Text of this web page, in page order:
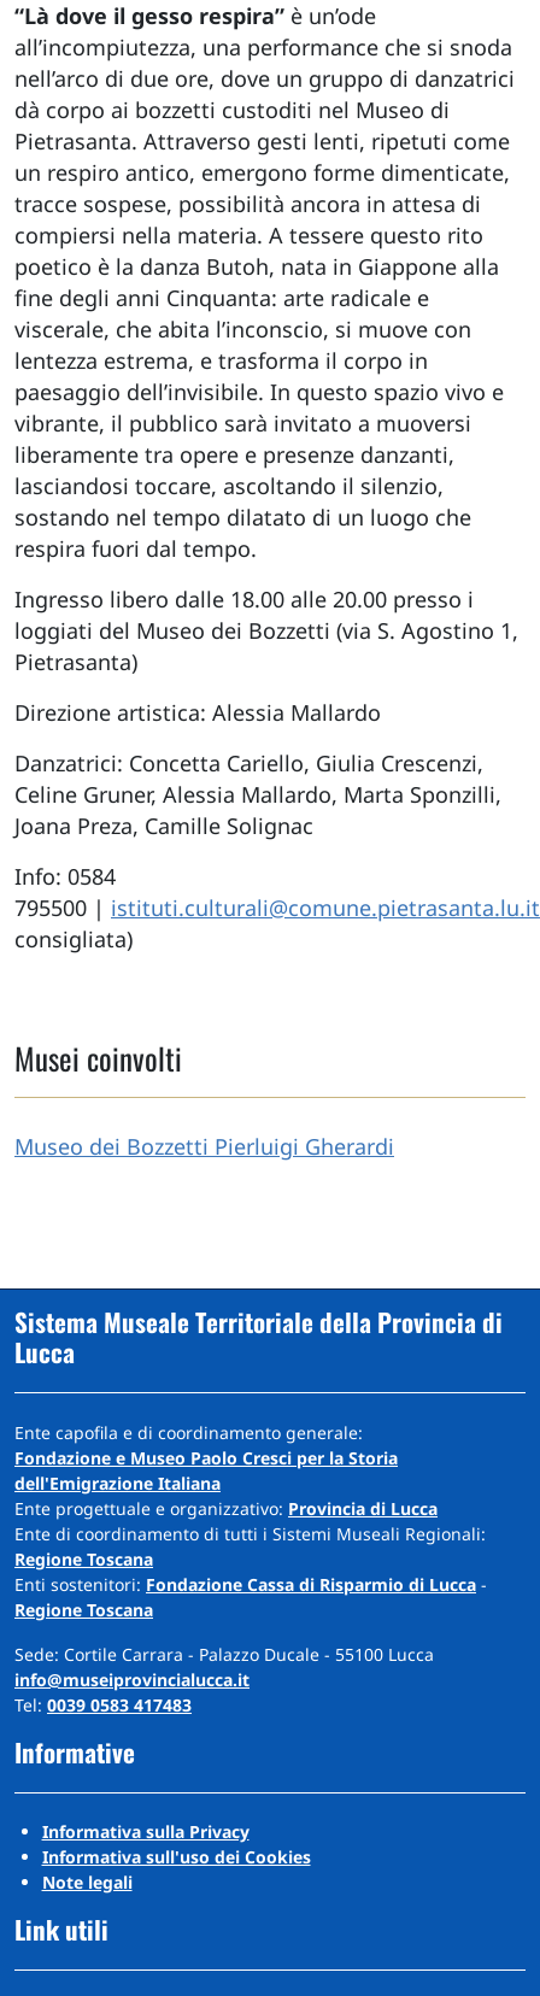
“Là dove il gesso respira” è un’ode
all’incompiutezza, una performance che si snoda
nell’arco di due ore, dove un gruppo di danzatrici
dà corpo ai bozzetti custoditi nel Museo di
Pietrasanta. Attraverso gesti lenti, ripetuti come
un respiro antico, emergono forme dimenticate,
tracce sospese, possibilità ancora in attesa di
compiersi nella materia. A tessere questo rito
poetico è la danza Butoh, nata in Giappone alla
fine degli anni Cinquanta: arte radicale e
viscerale, che abita l’inconscio, si muove con
lentezza estrema, e trasforma il corpo in
paesaggio dell’invisibile. In questo spazio vivo e
vibrante, il pubblico sarà invitato a muoversi
liberamente tra opere e presenze danzanti,
lasciandosi toccare, ascoltando il silenzio,
sostando nel tempo dilatato di un luogo che
respira fuori dal tempo.
Ingresso libero dalle 18.00 alle 20.00 presso i
loggiati del Museo dei Bozzetti (via S. Agostino 1,
Pietrasanta)
Direzione artistica: Alessia Mallardo
Danzatrici: Concetta Cariello, Giulia Crescenzi,
Celine Gruner, Alessia Mallardo, Marta Sponzilli,
Joana Preza, Camille Solignac
Info: 0584
795500 | istituti.culturali@comune.pietrasanta.lu.it
consigliata)
Musei coinvolti
Museo dei Bozzetti Pierluigi Gherardi
Sistema Museale Territoriale della Provincia di
Lucca
Ente capofila e di coordinamento generale:
Fondazione e Museo Paolo Cresci per la Storia
dell'Emigrazione Italiana
Ente progettuale e organizzativo: Provincia di Lucca
Ente di coordinamento di tutti i Sistemi Museali Regionali:
Regione Toscana
Enti sostenitori: Fondazione Cassa di Risparmio di Lucca -
Regione Toscana
Sede: Cortile Carrara - Palazzo Ducale - 55100 Lucca
info@museiprovincialucca.it
Tel: 0039 0583 417483
Informative
Informativa sulla Privacy
Informativa sull'uso dei Cookies
Note legali
Link utili